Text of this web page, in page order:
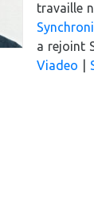
travaille
a rejoint
Viadeo